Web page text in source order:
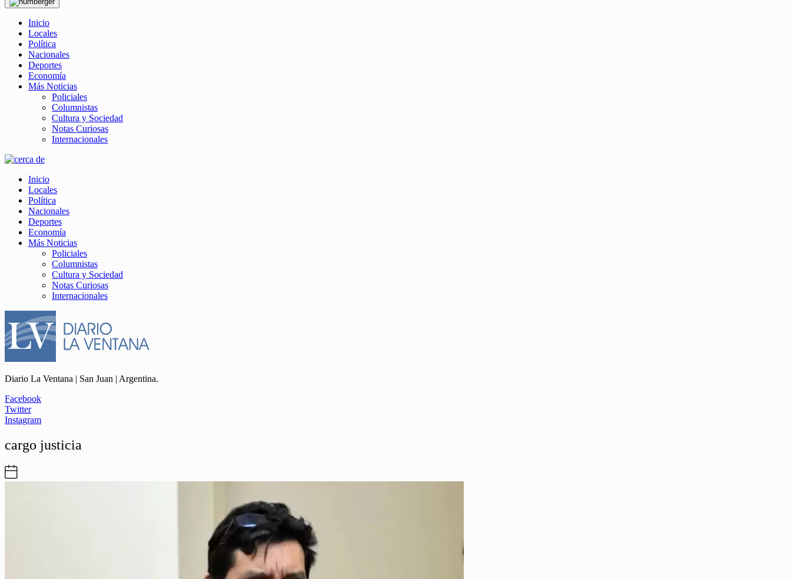
Inicio
Locales
Política
Nacionales
Deportes
Economía
Más Noticias
Policiales
Columnistas
Cultura y Sociedad
Notas Curiosas
Internacionales
Inicio
Locales
Política
Nacionales
Deportes
Economía
Más Noticias
Policiales
Columnistas
Cultura y Sociedad
Notas Curiosas
Internacionales
Diario La Ventana | San Juan | Argentina.
Facebook
Twitter
Instagram
cargo justicia